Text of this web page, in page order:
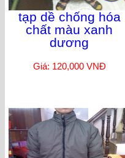
tạp dề chống hóa
chất màu xanh
dương
Giá: 120,000 VNĐ